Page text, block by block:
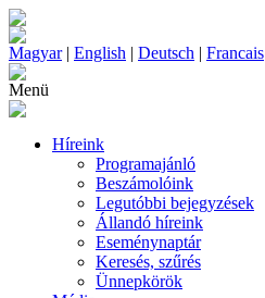
Magyar| English | Deutsch | Francais
Menü
Híreink
Programajánló
Beszámolóink
Legutóbbi bejegyzések
Állandó híreink
Eseménynaptár
Keresés, szűrés
Ünnepkörök